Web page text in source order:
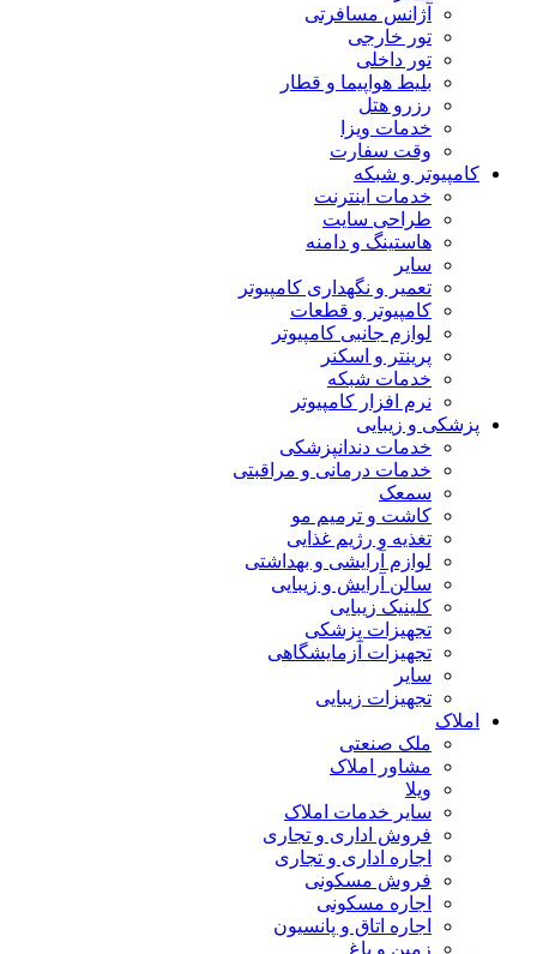
آژانس مسافرتی
تور خارجی
تور داخلی
بلیط هواپیما و قطار
رزرو هتل
خدمات ویزا
وقت سفارت
کامپیوتر و شبکه
خدمات اینترنت
طراحی سایت
هاستینگ و دامنه
سایر
تعمیر و نگهداری کامپیوتر
کامپیوتر و قطعات
لوازم جانبی کامپیوتر
پرینتر و اسکنر
خدمات شبکه
نرم افزار کامپیوتر
پزشکی و زیبایی
خدمات دندانپزشکی
خدمات درمانی و مراقبتی
سمعک
کاشت و ترمیم مو
تغذیه و رژیم غذایی
لوازم آرایشی و بهداشتی
سالن آرایش و زیبایی
کلینیک زیبایی
تجهیزات پزشکی
تجهیزات آزمایشگاهی
سایر
تجهیزات زیبایی
املاک
ملک صنعتی
مشاور املاک
ویلا
سایر خدمات املاک
فروش اداری و تجاری
اجاره اداری و تجاری
فروش مسکونی
اجاره مسکونی
اجاره اتاق و پانسیون
زمین و باغ